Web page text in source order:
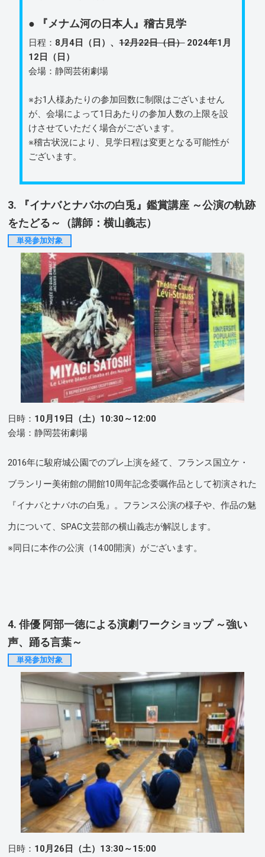
● 『メナム河の日本人』稽古見学
日程： 8月4日（日）、12月22日（日）2024年1月
12日（日）
会場：静岡芸術劇場
※お1人様あたりの参加回数に制限はございません
が、会場によって1日あたりの参加人数の上限を設
けさせていただく場合がございます。
※稽古状況により、見学日程は変更となる可能性が
ございます。
3. 『イナバとナバホの白兎』鑑賞講座 ～公演の軌跡
をたどる～（講師：横山義志）
単発参加対象
日時： 10月19日（土）10:30～12:00
会場：静岡芸術劇場
2016年に駿府城公園でのプレ上演を経て、フランス国立ケ・
ブランリー美術館の開館10周年記念委嘱作品として初演された
『イナバとナバホの白兎』。フランス公演の様子や、作品の魅
力について、SPAC文芸部の横山義志が解説します。
※同日に本作の公演（14:00開演）がございます。
4. 俳優 阿部一徳による演劇ワークショップ ～強い
声、踊る言葉～
単発参加対象
日時： 10月26日（土）13:30～15:00